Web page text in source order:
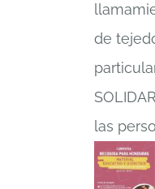
de
las